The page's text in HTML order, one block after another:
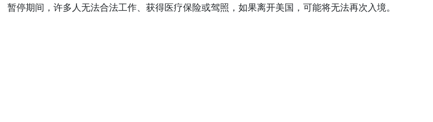
暂停期间，许多人无法合法工作、获得医疗保险或驾照，如果离开美国，可能将无法再次入境。